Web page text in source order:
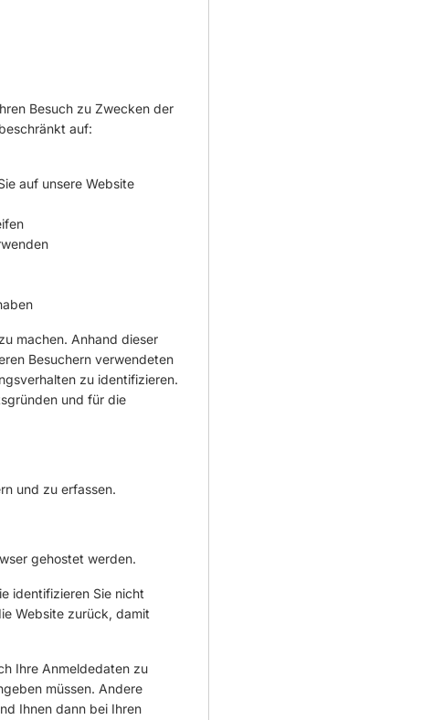
Besuch zu Zwecken der
auf:
auf unsere Website
machen. Anhand dieser
Besuchern verwendeten
zu identifizieren.
und für die
und zu erfassen.
gehostet werden.
identifizieren Sie nicht
Website zurück, damit
Ihre Anmeldedaten zu
müssen. Andere
Ihnen dann bei Ihren